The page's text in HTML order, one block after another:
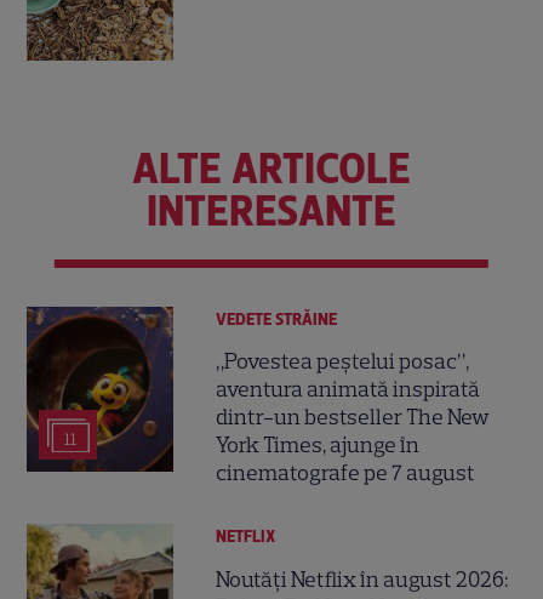
ALTE ARTICOLE
INTERESANTE
11
VEDETE STRĂINE
„Povestea peștelui posac”,
aventura animată inspirată
dintr-un bestseller The New
York Times, ajunge în
cinematografe pe 7 august
NETFLIX
Noutăți Netflix în august 2026: